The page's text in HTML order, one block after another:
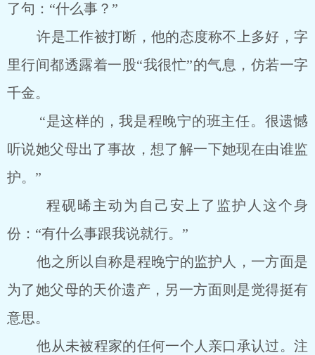
了句：“什么事？”
许是工作被打断，他的态度称不上多好，字
里行间都透露着一股“我很忙”的气息，仿若一字
千金。
“是这样的，我是程晚宁的班主任。很遗憾
听说她父母出了事故，想了解一下她现在由谁监
护。”
程砚晞主动为自己安上了监护人这个身
份：“有什么事跟我说就行。”
他之所以自称是程晚宁的监护人，一方面是
为了她父母的天价遗产，另一方面则是觉得挺有
意思。
他从未被程家的任何一个人亲口承认过。注